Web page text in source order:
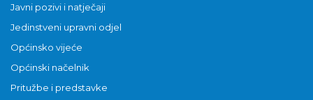
Javni pozivi i natječaji
Jedinstveni upravni odjel
Općinsko vijeće
Općinski načelnik
Pritužbe i predstavke